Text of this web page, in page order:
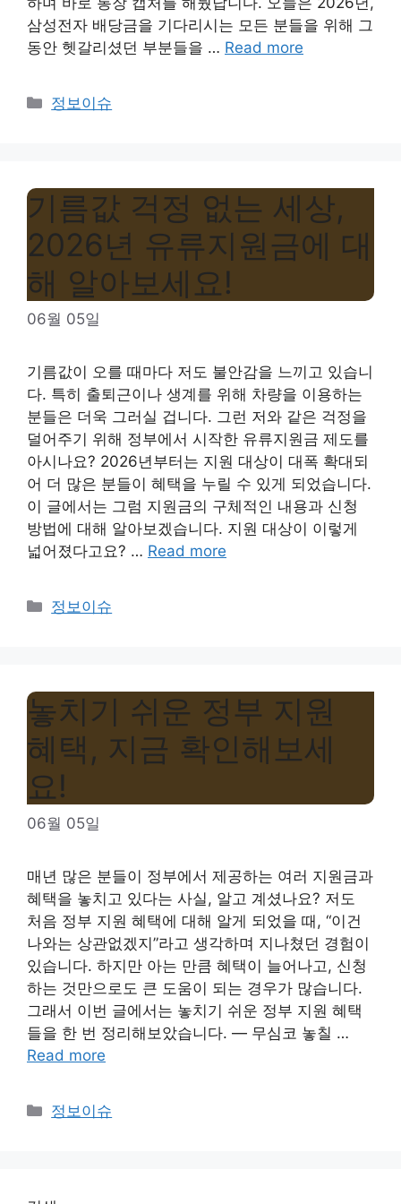
삼성전자 배당금을 기다리시는 모든 분들을 위해 그
동안 헷갈리셨던 부분들을 … Read more
Categories
정보이슈
기름값 걱정 없는 세상,
2026년 유류지원금에 대
해 알아보세요!
06월 05일
기름값이 오를 때마다 저도 불안감을 느끼고 있습니
다. 특히 출퇴근이나 생계를 위해 차량을 이용하는
분들은 더욱 그러실 겁니다. 그런 저와 같은 걱정을
덜어주기 위해 정부에서 시작한 유류지원금 제도를
아시나요? 2026년부터는 지원 대상이 대폭 확대되
어 더 많은 분들이 혜택을 누릴 수 있게 되었습니다.
이 글에서는 그럼 지원금의 구체적인 내용과 신청
방법에 대해 알아보겠습니다. 지원 대상이 이렇게
넓어졌다고요? … Read more
Categories
정보이슈
놓치기 쉬운 정부 지원
혜택, 지금 확인해보세
요!
06월 05일
매년 많은 분들이 정부에서 제공하는 여러 지원금과
혜택을 놓치고 있다는 사실, 알고 계셨나요? 저도
처음 정부 지원 혜택에 대해 알게 되었을 때, “이건
나와는 상관없겠지”라고 생각하며 지나쳤던 경험이
있습니다. 하지만 아는 만큼 혜택이 늘어나고, 신청
하는 것만으로도 큰 도움이 되는 경우가 많습니다.
그래서 이번 글에서는 놓치기 쉬운 정부 지원 혜택
들을 한 번 정리해보았습니다. — 무심코 놓칠 …
Read more
Categories
정보이슈